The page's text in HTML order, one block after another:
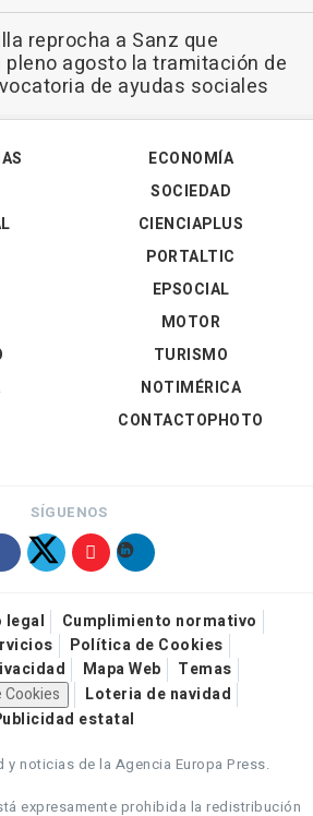
reprocha a Sanz que
agosto la tramitación de
de ayudas sociales
ECONOMÍA
SOCIEDAD
CIENCIAPLUS
PORTALTIC
EPSOCIAL
MOTOR
TURISMO
NOTIMÉRICA
CONTACTOPHOTO
SÍGUENOS
legal
Cumplimiento normativo
Política de Cookies
Mapa Web
Temas
Loteria de navidad
estatal
y noticias de la Agencia Europa Press.
expresamente prohibida la redistribución